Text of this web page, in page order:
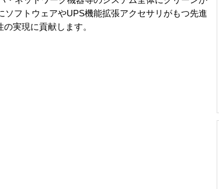
フトウェアやUPS機能拡張アクセサリがもつ先進
実現に貢献します。